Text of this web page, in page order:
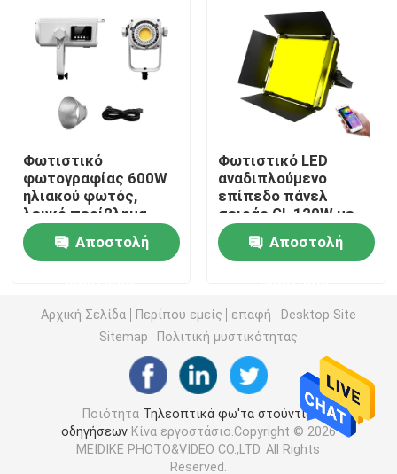
Τηλεοπτικά φω'τα στούντιο οδηγήσεων
Τηλεοπτικό φως των RGB οδηγήσεων
Φωτογραφία φω'των στούντιο οδηγήσεων
Φω'τα στούντιο των RGB οδηγήσεων
Φω'τα φωτογραφίας φωτός της ημέρας
Μαλακό φως επιτροπής οδηγήσεων
Φως κινηματογραφικών στούντιο
Φωτιστικό
φωτογραφίας 600W
ηλιακού φωτός,
λευκό περίβλημα,
φως COB 2700k-
6500k, φως
πλήρωσης
Αποστολή
Φωτιστικό LED
αναδιπλούμενο
επίπεδο πάνελ
σειράς GL 120W με
θερμοκρασία
χρώματος 2700K-
7500K κατάλληλο για
στούντιο
Αποστολή
Αρχική Σελίδα Περίπου εμείς επαφή
Desktop Site
Sitemap
Πολιτική μυστικότητας
Ποιότητα Τηλεοπτικά φω'τα στούντιο
οδηγήσεωνΚίνα εργοστάσιο.Copyright © 2026
MEIDIKE PHOTO&VIDEO CO.,LTD. All Rights
Reserved.